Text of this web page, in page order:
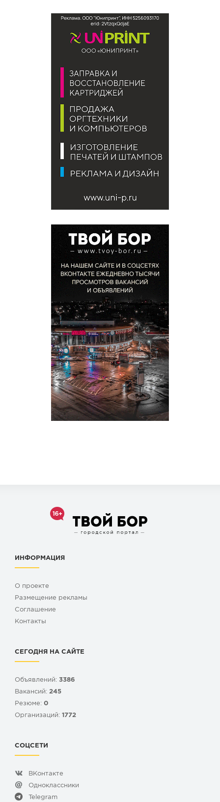
ИНФОРМАЦИЯ
О проекте
Размещение рекламы
Cоглашение
Контакты
СЕГОДНЯ НА САЙТЕ
Объявлений: 3386
Вакансий: 245
Резюме: 0
Организаций: 1772
СОЦСЕТИ
ВКонтакте
Одноклассники
Telegram